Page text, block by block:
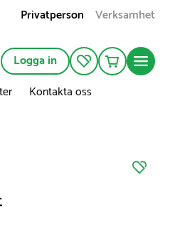
Privatperson Verksamhet
Logga in
Kontakta oss